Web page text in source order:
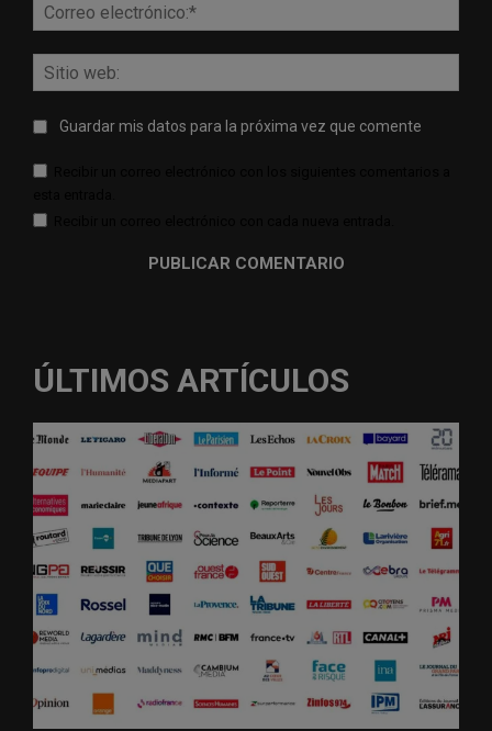
web:
Guardar mis datos para la próxima vez que comente
ÚLTIMOS ARTÍCULOS